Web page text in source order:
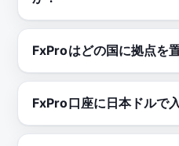
FxProはどの国に拠点を
FxPro口座に日本ドルで